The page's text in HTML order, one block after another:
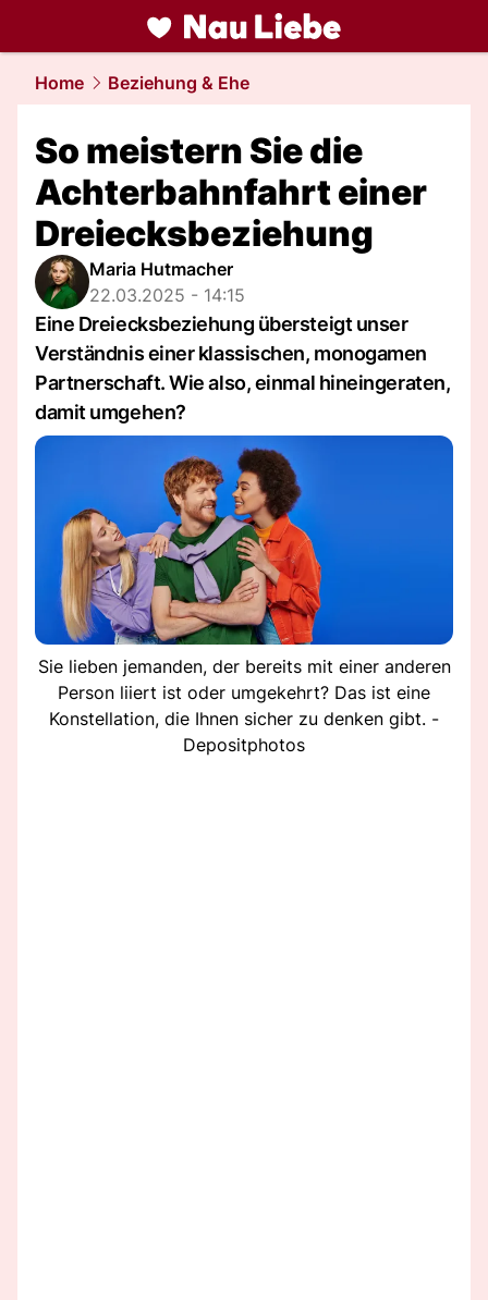
liebe.NAU.ch
Home Beziehung & Ehe
So meistern Sie die
Achterbahnfahrt einer
Dreiecksbeziehung
Maria Hutmacher
22.03.2025 - 14:15
Eine Dreiecksbeziehung übersteigt unser
Verständnis einer klassischen, monogamen
Partnerschaft. Wie also, einmal hineingeraten,
damit umgehen?
Sie lieben jemanden, der bereits mit einer anderen
Person liiert ist oder umgekehrt? Das ist eine
Konstellation, die Ihnen sicher zu denken gibt. -
Depositphotos